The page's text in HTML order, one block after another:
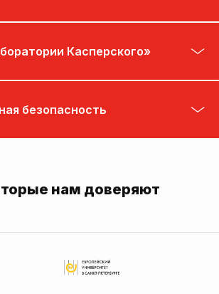
«Лаборатории Касперского»
безопасность
нам доверяют